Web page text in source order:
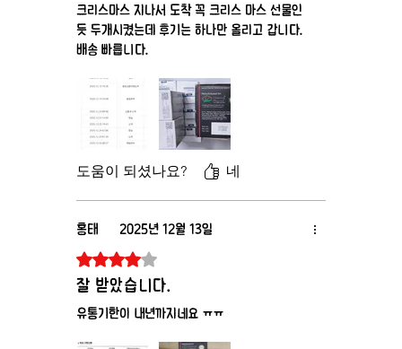
크리스마스 지나서 도착 꼭 크리스 마스 선물인
듯 두개시켰는데 후기는 하나만 올리고 갑니다.
배송 빠릅니다.
도움이 되셨나요? 네
홍태 2025년 12월 13일
별점 5점 중 4점을 주었습니다.
잘 받았습니다.
유통기한이 내년까지네요 ㅠㅠ